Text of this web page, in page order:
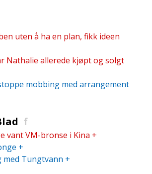
uten å ha en plan, fikk ideen
Nathalie allerede kjøpt og solgt
mobbing med arrangement
f
vant VM-bronse i Kina +
+
med Tungtvann +